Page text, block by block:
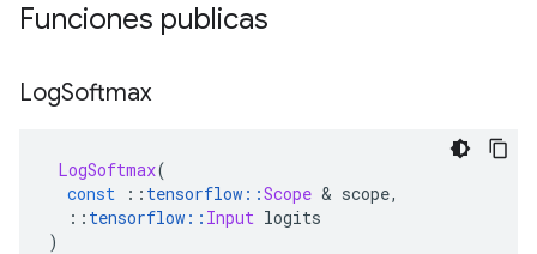
Funciones publicas
LogSoftmax
LogSoftmax(
const
:: tensorflow ::Scope & scope,
:: tensorflow :: Input logits
)